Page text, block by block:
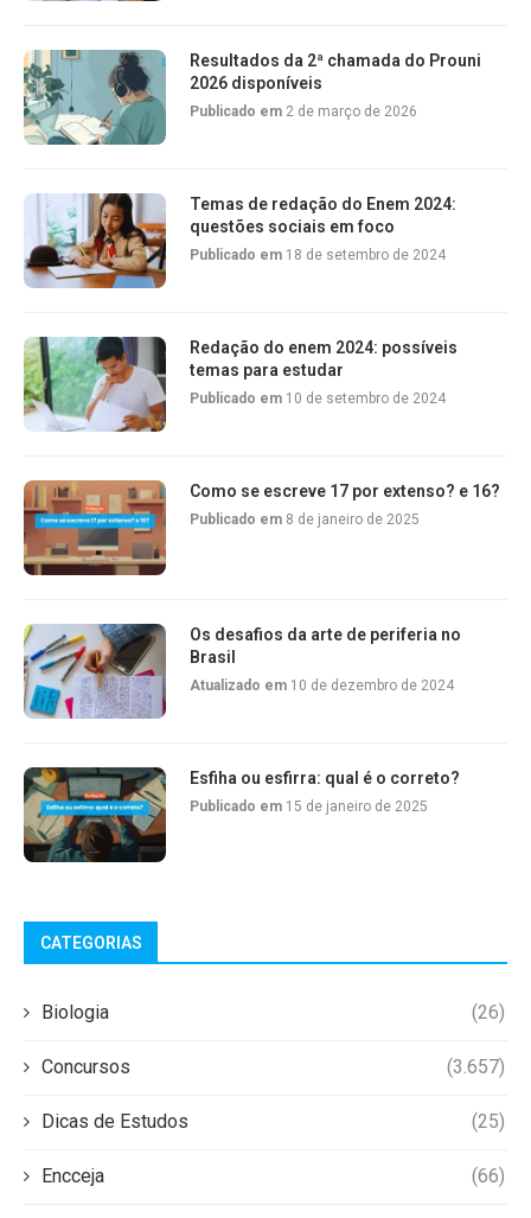
Resultados da 2ª chamada do Prouni
2026 disponíveis
Publicado em 2 de março de 2026
Temas de redação do Enem 2024:
questões sociais em foco
Publicado em 18 de setembro de 2024
Redação do enem 2024: possíveis
temas para estudar
Publicado em 10 de setembro de 2024
Como se escreve 17 por extenso? e 16?
Publicado em 8 de janeiro de 2025
Os desafios da arte de periferia no
Brasil
Atualizado em 10 de dezembro de 2024
Esfiha ou esfirra: qual é o correto?
Publicado em 15 de janeiro de 2025
CATEGORIAS
Biologia (26)
Concursos (3.657)
Dicas de Estudos (25)
Encceja (66)